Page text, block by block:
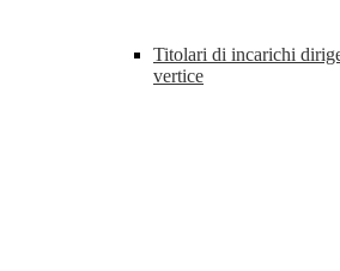
Titolari di incarichi
vertice